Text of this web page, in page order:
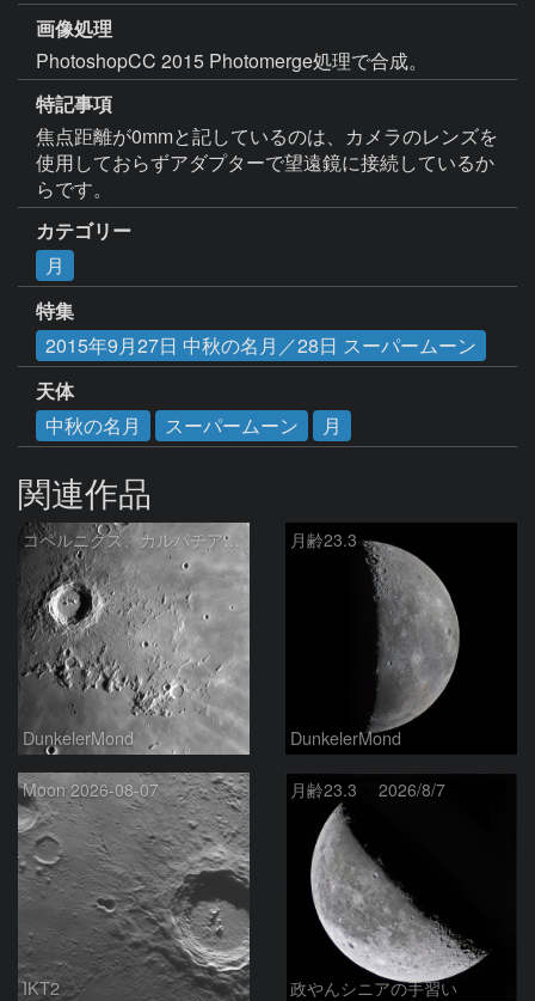
画像処理
PhotoshopCC 2015 Photomerge処理で合成。
特記事項
焦点距離が0mmと記しているのは、カメラのレンズを
使用しておらずアダプターで望遠鏡に接続しているか
らです。
カテゴリー
月
特集
2015年9月27日 中秋の名月／28日 スーパームーン
天体
中秋の名月
スーパームーン 月
関連作品
コペルニクス、カルパチア山脈付近
DunkelerMond
月齢23.3
DunkelerMond
Moon 2026-08-07
IKT2
月齢23.3 2026/8/7
政やんシニアの手習い